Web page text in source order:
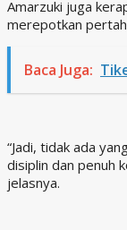
Amarzuki juga
merepotkan
Baca Juga:
“Jadi, tidak ada
disiplin dan penuh
jelasnya.